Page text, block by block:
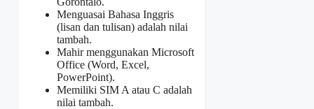
Menguasai Bahasa Inggris
(lisan dan tulisan) adalah nilai
tambah.
Mahir menggunakan Microsoft
Office (Word, Excel,
PowerPoint).
Memiliki SIM A atau C adalah
nilai tambah.